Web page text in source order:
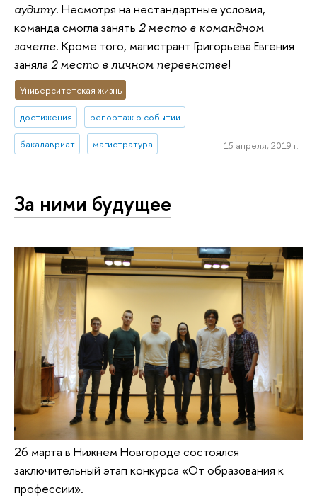
аудиту. Несмотря на нестандартные условия,
команда смогла занять 2 место в командном
зачете. Кроме того, магистрант Григорьева Евгения
заняла 2 место в личном первенстве!
Университетская жизнь
достижения репортаж о событии
бакалавриат магистратура 15 апреля, 2019 г.
За ними будущее
26 марта в Нижнем Новгороде состоялся
заключительный этап конкурса «От образования к
профессии».